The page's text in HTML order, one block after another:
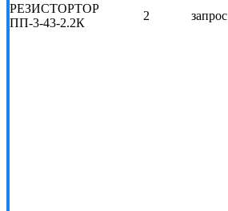
РЕЗИСТОРТОР
ПП-3-43-2.2К
2 запрос